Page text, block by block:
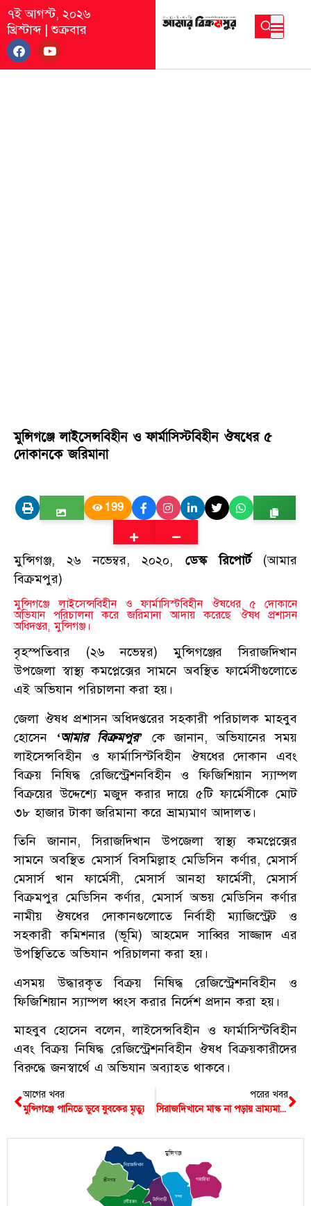
৭ই আগস্ট, ২০২৬
খ্রিস্টাব্দ|শুক্রবার
মুন্সিগঞ্জে লাইসেন্সবিহীন ও ফার্মাসিস্টবিহীন ঔষধের ৫
দোকানকে জরিমানা
199
মুন্সিগঞ্জ, ২৬ নভেম্বর, ২০২০, ডেস্ক রিপোর্ট (আমার
বিক্রমপুর)
মুন্সিগঞ্জে লাইসেন্সবিহীন ও ফার্মাসিস্টবিহীন ঔষধের ৫ দোকানে
অভিযান পরিচালনা করে জরিমানা আদায় করেছে ঔষধ প্রশাসন
অধিদপ্তর, মুন্সিগঞ্জ।
বৃহস্পতিবার (২৬ নভেম্বর) মুন্সিগঞ্জের সিরাজদিখান
উপজেলা স্বাস্থ্য কমপ্লেক্সের সামনে অবস্থিত ফার্মেসীগুলোতে
এই অভিযান পরিচালনা করা হয়।
জেলা ঔষধ প্রশাসন অধিদপ্তরের সহকারী পরিচালক মাহবুব
হোসেন ‘আমার বিক্রমপুর’ কে জানান, অভিযানের সময়
লাইসেন্সবিহীন ও ফার্মাসিস্টবিহীন ঔষধের দোকান এবং
বিক্রয় নিষিদ্ধ রেজিস্ট্রেশনবিহীন ও ফিজিশিয়ান স্যাম্পল
বিক্রয়ের উদ্দেশ্যে মজুদ করার দায়ে ৫টি ফার্মেসীকে মোট
৩৮ হাজার টাকা জরিমানা করে ভ্রাম্যমাণ আদালত।
তিনি জানান, সিরাজদিখান উপজেলা স্বাস্থ্য কমপ্লেক্সের
সামনে অবস্থিত মেসার্স বিসমিল্লাহ মেডিসিন কর্ণার, মেসার্স
মেসার্স খান ফার্মেসী, মেসার্স আনহা ফার্মেসী, মেসার্স
বিক্রমপুর মেডিসিন কর্ণার, মেসার্স অভয় মেডিসিন কর্ণার
নামীয় ঔষধের দোকানগুলোতে নির্বাহী ম্যাজিস্ট্রেট ও
সহকারী কমিশনার (ভূমি) আহমেদ সাব্বির সাজ্জাদ এর
উপস্থিতিতে অভিযান পরিচালনা করা হয়।
এসময় উদ্ধারকৃত বিক্রয় নিষিদ্ধ রেজিস্ট্রেশনবিহীন ও
ফিজিশিয়ান স্যাম্পল ধ্বংস করার নির্দেশ প্রদান করা হয়।
মাহবুব হোসেন বলেন, লাইসেন্সবিহীন ও ফার্মাসিস্টবিহীন
এবং বিক্রয় নিষিদ্ধ রেজিস্ট্রেশনবিহীন ঔষধ বিক্রয়কারীদের
বিরুদ্ধে জনস্বার্থে এ অভিযান অব্যাহত থাকবে।
আগের খবর
মুন্সিগঞ্জে পানিতে ডুবে যুবকের মৃত্যু
পরের খবর
সিরাজদিখানে মাস্ক না পড়ায় ভ্রাম্যমাণ আদালতে জরিমানা আদায়
শ্রীনগর
সিরাজদিখান
টংগিবাড়ী
সদর
গজারিয়া
লৌহজং
মুন্সিগঞ্জ